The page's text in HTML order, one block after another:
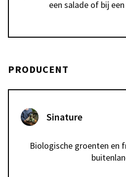
een salade of bij
PRODUCENT
Sinature
Biologische groenten en